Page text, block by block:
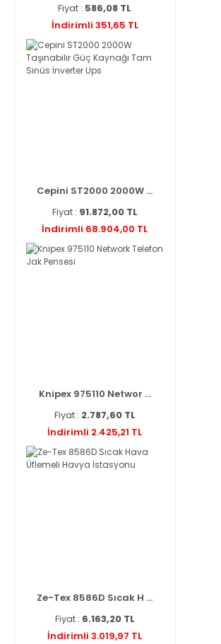
Fiyat : 586,08 TL
İndirimli 351,65 TL
Cepini ST2000 2000W ...
Fiyat : 91.872,00 TL
İndirimli 68.904,00 TL
Knipex 975110 Networ ...
Fiyat : 2.787,60 TL
İndirimli 2.425,21 TL
Ze-Tex 8586D Sıcak H ...
Fiyat : 6.163,20 TL
İndirimli 3.019,97 TL